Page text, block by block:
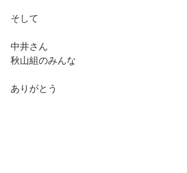
そして
中井さん
秋山組のみんな
ありがとう